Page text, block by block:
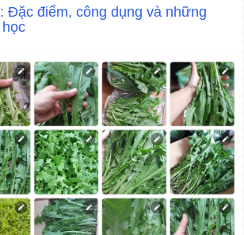
Đặc điểm, công dụng và những